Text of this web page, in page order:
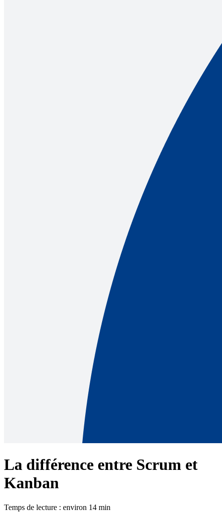
La différence entre Scrum et
Kanban
Temps de lecture : environ 14 min